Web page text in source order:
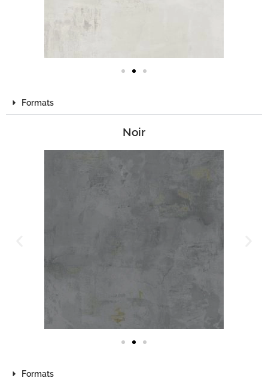
Formats
Noir
Formats